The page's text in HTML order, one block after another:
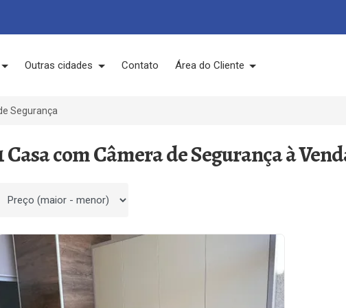
Outras cidades Contato Área do Cliente
Segurança
Casa com Câmera de Segurança à
Ordenar por